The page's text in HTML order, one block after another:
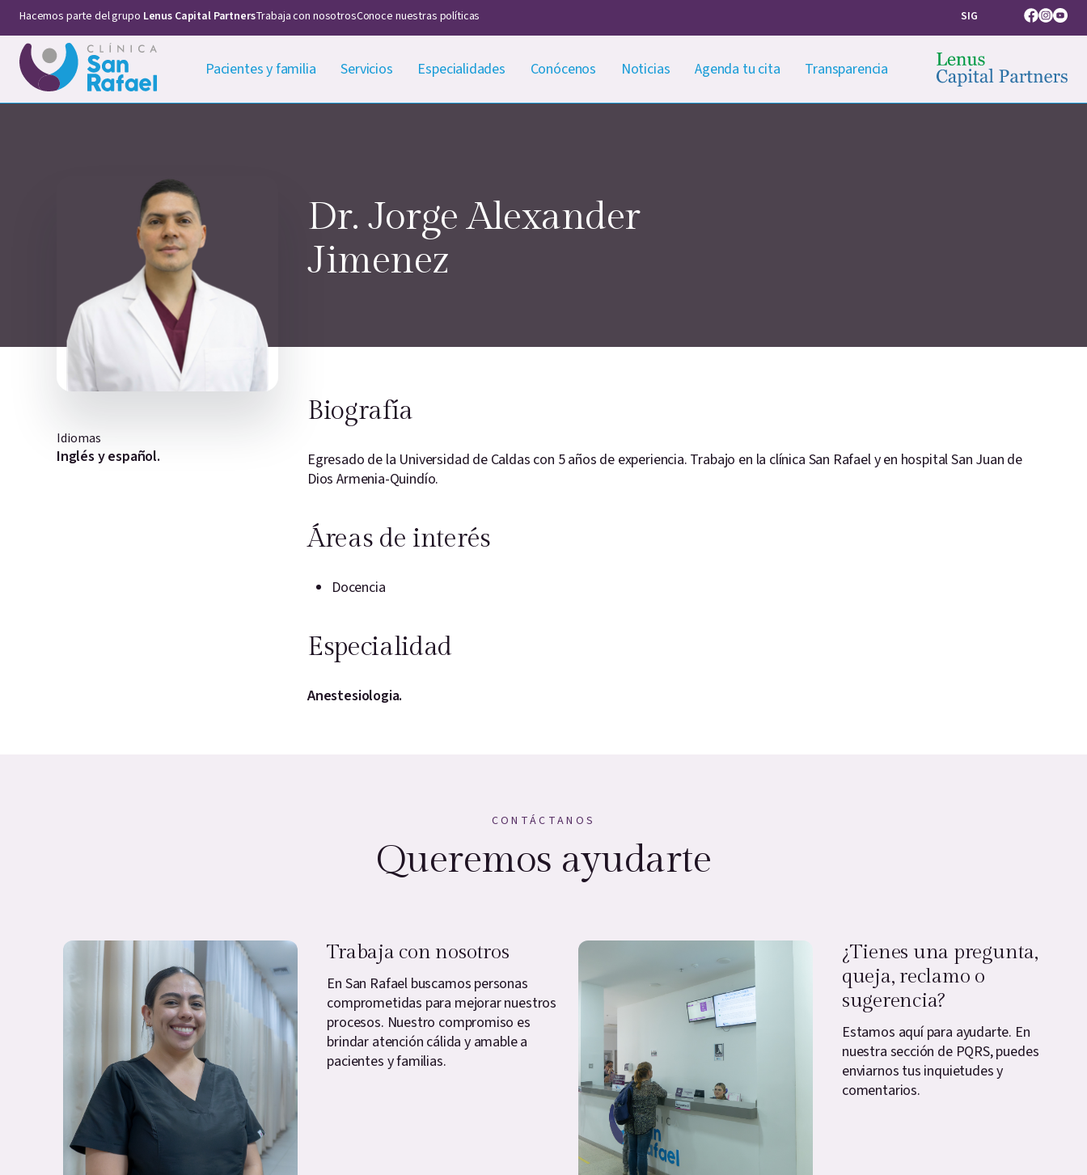
Hacemos parte del grupo Lenus Capital PartnersTrabaja con nosotrosConoce nuestras políticas SIG Facebook
Instagram
Pacientes y familia Servicios Especialidades Conócenos Noticias Agenda tu cita Transparencia
Dr. Jorge Alexander
Jimenez
Idiomas
Inglés y español.
Biografía
Egresado de la Universidad de Caldas con 5 años de experiencia. Trabajo en la clínica San Rafael y en hospital San Juan de
Dios Armenia-Quindío.
Áreas de interés
Docencia
Especialidad
Anestesiologia.
CONTÁCTANOS
Queremos ayudarte
Trabaja con nosotros
En San Rafael buscamos personas
comprometidas para mejorar nuestros
procesos. Nuestro compromiso es
brindar atención cálida y amable a
pacientes y familias.
¿Tienes una pregunta,
queja, reclamo o
sugerencia?
Estamos aquí para ayudarte. En
nuestra sección de PQRS, puedes
enviarnos tus inquietudes y
comentarios.